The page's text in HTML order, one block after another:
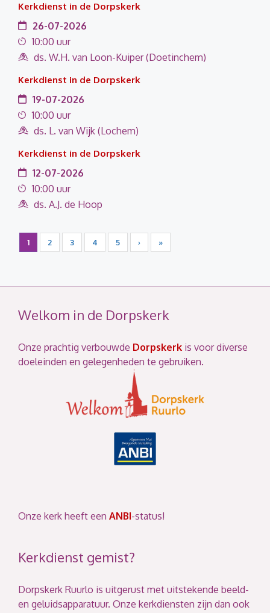
Kerkdienst in de Dorpskerk
26-07-2026
10:00 uur
ds. W.H. van Loon-Kuiper (Doetinchem)
Kerkdienst in de Dorpskerk
19-07-2026
10:00 uur
ds. L. van Wijk (Lochem)
Kerkdienst in de Dorpskerk
12-07-2026
10:00 uur
ds. A.J. de Hoop
1 2 3 4 5 › »
Welkom in de Dorpskerk
Onze prachtig verbouwde Dorpskerk is voor diverse
doeleinden en gelegenheden te gebruiken.
Onze kerk heeft een ANBI-status!
Kerkdienst gemist?
Dorpskerk Ruurlo is uitgerust met uitstekende beeld-
en geluidsapparatuur. Onze kerkdiensten zijn dan ook